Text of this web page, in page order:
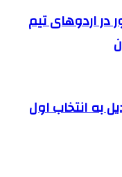
در اردوهای تیم
به انتخاب اول